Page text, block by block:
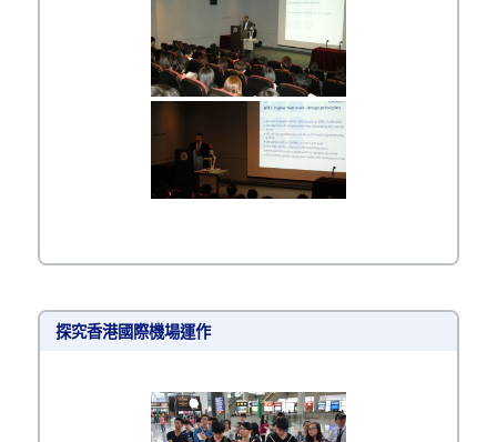
探究香港國際機場運作